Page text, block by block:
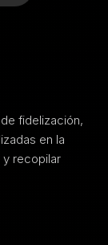
fidelización,
en la
y recopilar